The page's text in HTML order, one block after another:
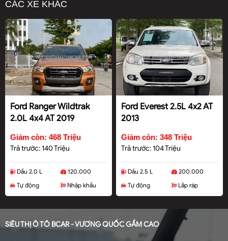
CÁC XE KHÁC
Ford Ranger Wildtrak
2.0L 4x4 AT 2019
Giảm còn: 468 Triệu
Trả trước: 140 Triệu
Dầu 2.0 L
120.000
Tự động
Nhập khẩu
Ford Everest 2.5L 4x2 AT
2013
Giảm còn: 348 Triệu
Trả trước: 104 Triệu
Dầu 2.5 L
200.000
Tự động
Lắp ráp
SIÊU THỊ Ô TÔ BCAR - VƯƠNG QUỐC GẦM CAO